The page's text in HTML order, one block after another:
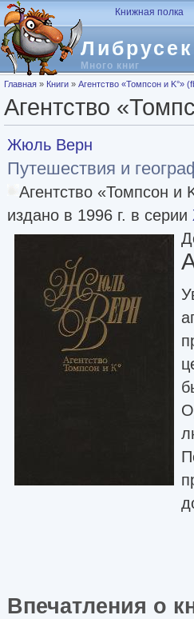
Перейти к основному содержанию
Либрусек
Много книг
Книжная полка
Вы здесь
Главная » Книги » Агентство «Томпсон и K°»
Агентство
Жюль Верн
Путешествия и
Агентство «Томпсон и
издано в 1996 г. в серии
Впечатления о